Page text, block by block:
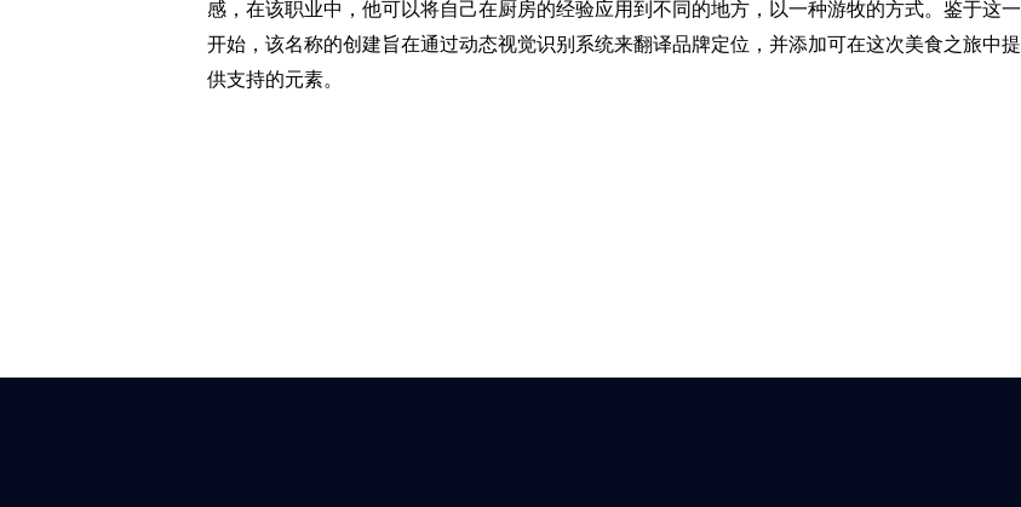
感，在该职业中，他可以将自己在厨房的经验应用到不同的地方，以一种游牧的方式。鉴于这一
开始，该名称的创建旨在通过动态视觉识别系统来翻译品牌定位，并添加可在这次美食之旅中提
供支持的元素。